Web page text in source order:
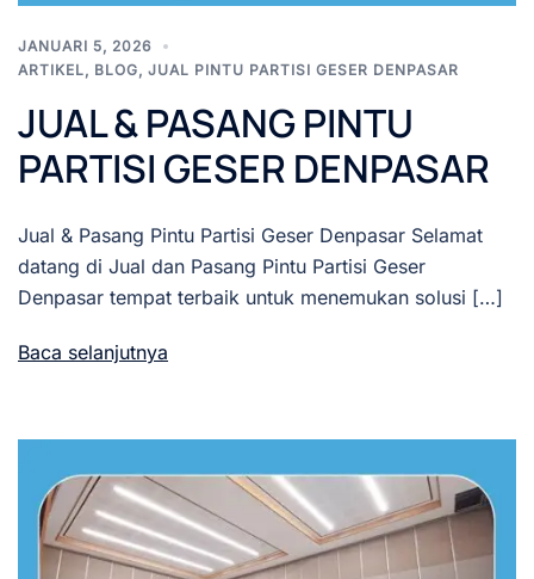
JANUARI 5, 2026
ARTIKEL, BLOG, JUAL PINTU PARTISI GESER DENPASAR
JUAL & PASANG PINTU
PARTISI GESER DENPASAR
Jual & Pasang Pintu Partisi Geser Denpasar Selamat
datang di Jual dan Pasang Pintu Partisi Geser
Denpasar tempat terbaik untuk menemukan solusi […]
Baca selanjutnya